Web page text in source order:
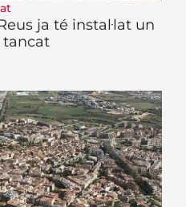
ja té instal·lat un
tancat